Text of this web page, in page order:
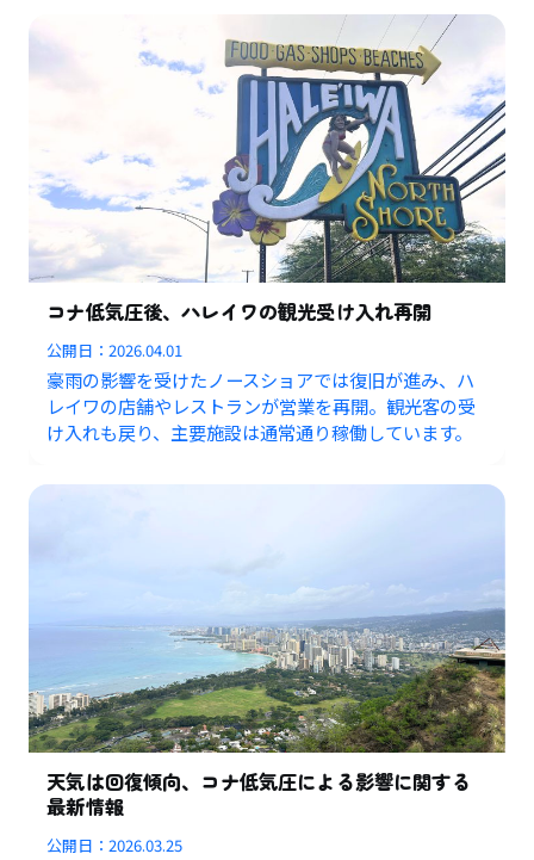
コナ低気圧後、ハレイワの観光受け入れ再開
公開日：2026.04.01
豪雨の影響を受けたノースショアでは復旧が進み、ハ
レイワの店舗やレストランが営業を再開。観光客の受
け入れも戻り、主要施設は通常通り稼働しています。
天気は回復傾向、コナ低気圧による影響に関する
最新情報
公開日：2026.03.25